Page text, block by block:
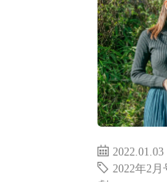
2022.01.03
2022年2月